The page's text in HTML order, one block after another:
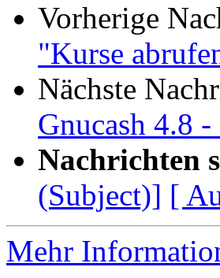
Vorherige
"Kurse
Nächste
Gnucash 4.8
Nachrichten
(Subject)] [
Mehr